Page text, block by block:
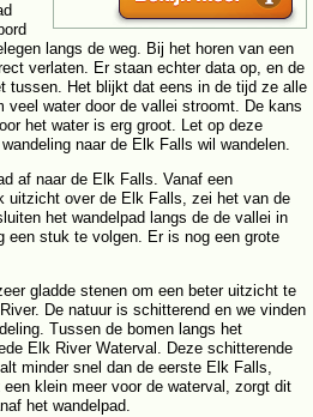
langs de weg. Bij het horen van een
verlaten. Er staan echter data op, en de
tussen. Het blijkt dat eens in de tijd ze alle
veel water door de vallei stroomt. De kans
het water is erg groot. Let op deze
naar de Elk Falls wil wandelen.
af naar de Elk Falls. Vanaf een
uitzicht over de Elk Falls, zei het van de
het wandelpad langs de de vallei in
een stuk te volgen. Er is nog een grote
gladde stenen om een beter uitzicht te
De natuur is schitterend en we vinden
Tussen de bomen langs het
Elk River Waterval. Deze schitterende
minder snel dan de eerste Elk Falls,
klein meer voor de waterval, zorgt dit
het wandelpad.